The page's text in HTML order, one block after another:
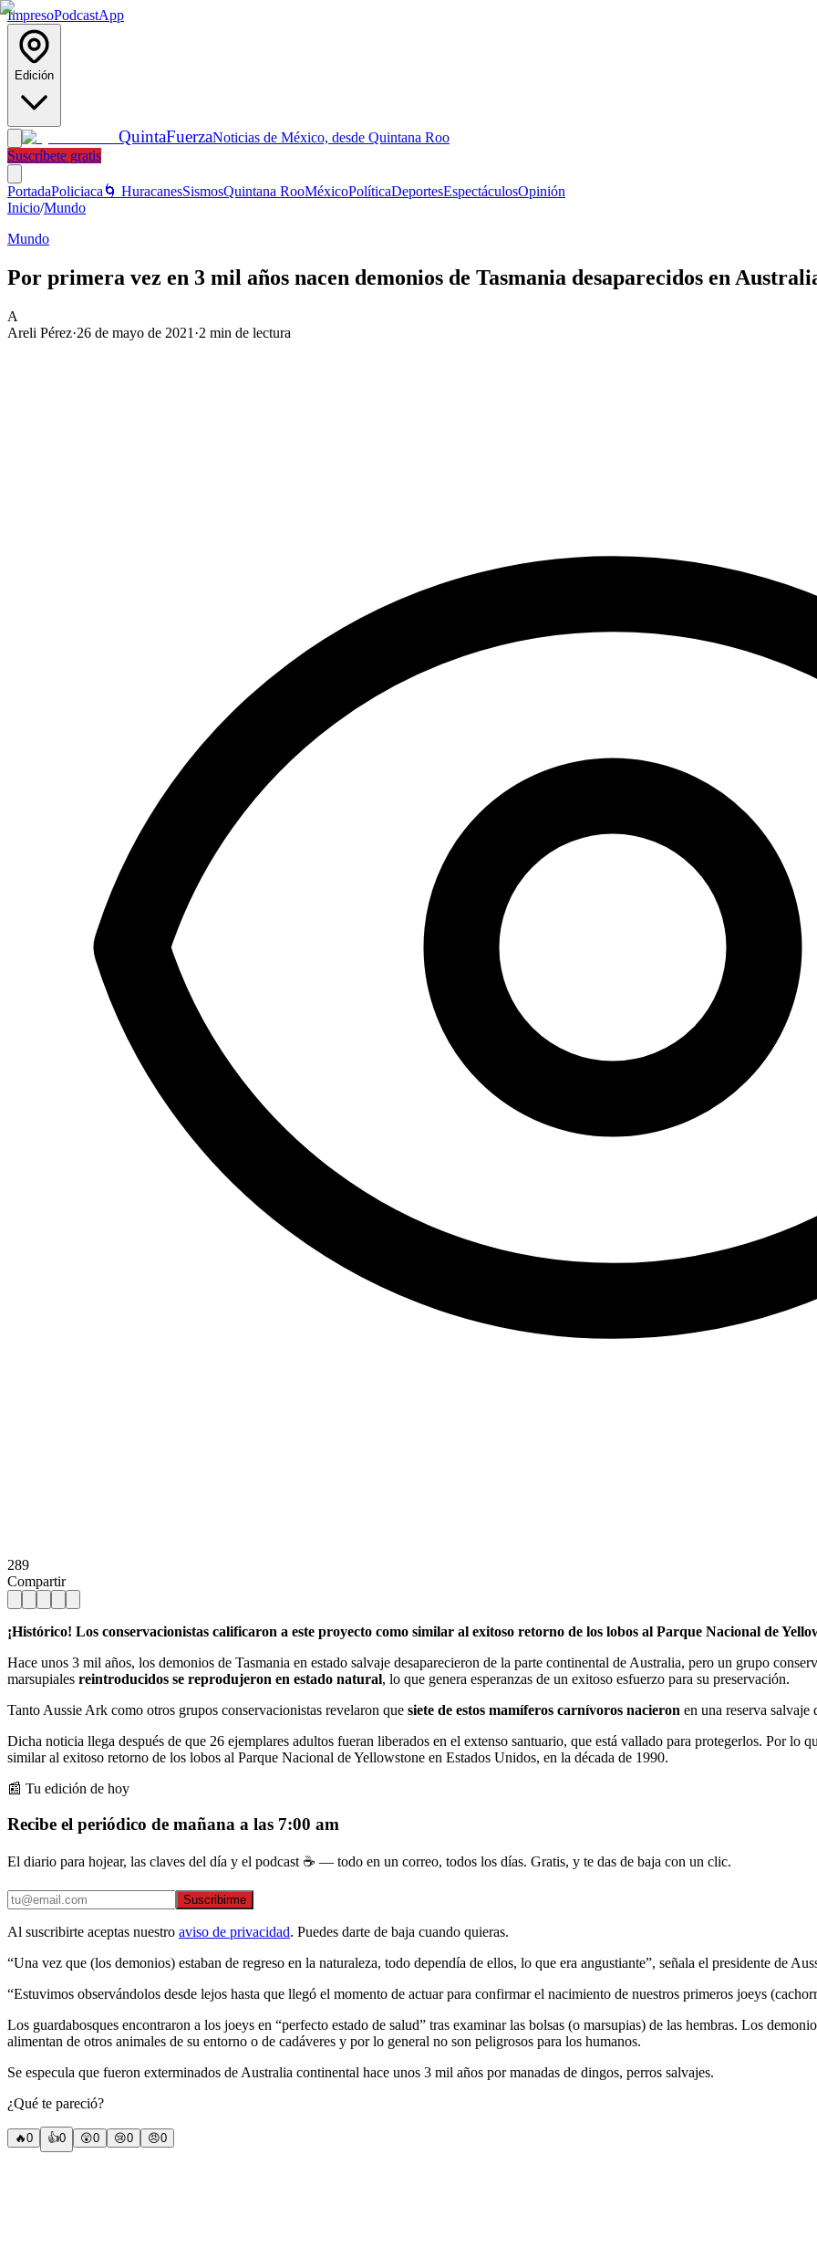
ImpresoPodcastApp
Edición
QuintaFuerzaNoticias de México, desde Quintana Roo
Suscríbete gratis
PortadaPoliciaca 🌀 HuracanesSismosQuintana RooMéxicoPolíticaDeportesEspectáculosOpinión
Inicio/Mundo
Mundo
Por primera vez en 3 mil años nacen demonios de Tasmania desaparecidos en
A
Areli Pérez·26 de mayo de 2021 ·2 min de lectura
289
Compartir
¡Histórico! Los conservacionistas calificaron a este proyecto como similar al exitoso retorno de los lobos al Parque Nacional de
Hace unos 3 mil años, los demonios de Tasmania en estado salvaje desaparecieron de la parte continental de Australia, pero un grupo
marsupiales reintroducidos se reprodujeron en estado natural, lo que genera esperanzas de un exitoso esfuerzo para su preservación.
Tanto Aussie Ark como otros grupos conservacionistas revelaron que siete de estos mamíferos carnívoros nacieron en una reserva salvaje
Dicha noticia llega después de que 26 ejemplares adultos fueran liberados en el extenso santuario, que está vallado para protegerlos. Por lo
similar al exitoso retorno de los lobos al Parque Nacional de Yellowstone en Estados Unidos, en la década de 1990.
📰 Tu edición de hoy
Recibe el periódico de mañana a las 7:00 am
El diario para hojear, las claves del día y el podcast ☕ — todo en un correo, todos los días. Gratis, y te das de baja con un clic.
Suscribirme
Al suscribirte aceptas nuestro aviso de privacidad. Puedes darte de baja cuando quieras.
“Una vez que (los demonios) estaban de regreso en la naturaleza, todo dependía de ellos, lo que era angustiante”, señala el presidente de
“Estuvimos observándolos desde lejos hasta que llegó el momento de actuar para confirmar el nacimiento de nuestros primeros joeys
Los guardabosques encontraron a los joeys en “perfecto estado de salud” tras examinar las bolsas (o marsupias) de las hembras. Los
alimentan de otros animales de su entorno o de cadáveres y por lo general no son peligrosos para los humanos.
Se especula que fueron exterminados de Australia continental hace unos 3 mil años por manadas de dingos, perros salvajes.
¿Qué te pareció?
🔥0 👍0 😲0 😢0 😠0